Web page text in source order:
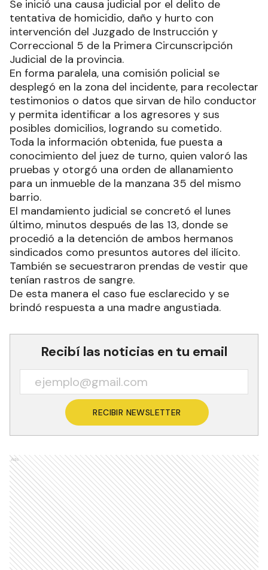
Se inició una causa judicial por el delito de
tentativa de homicidio, daño y hurto con
intervención del Juzgado de Instrucción y
Correccional 5 de la Primera Circunscripción
Judicial de la provincia.
En forma paralela, una comisión policial se
desplegó en la zona del incidente, para recolectar
testimonios o datos que sirvan de hilo conductor
y permita identificar a los agresores y sus
posibles domicilios, logrando su cometido.
Toda la información obtenida, fue puesta a
conocimiento del juez de turno, quien valoró las
pruebas y otorgó una orden de allanamiento
para un inmueble de la manzana 35 del mismo
barrio.
El mandamiento judicial se concretó el lunes
último, minutos después de las 13, donde se
procedió a la detención de ambos hermanos
sindicados como presuntos autores del ilícito.
También se secuestraron prendas de vestir que
tenían rastros de sangre.
De esta manera el caso fue esclarecido y se
brindó respuesta a una madre angustiada.
Recibí las noticias en tu email
RECIBIR NEWSLETTER
Ads